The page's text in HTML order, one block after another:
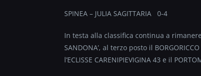
SPINEA – JULIA SAGITTARIA 0-4
In testa alla classifica continua a
SANDONA’, al terzo posto il
l’ECLISSE CARENIPIEVIGINA 43 e il